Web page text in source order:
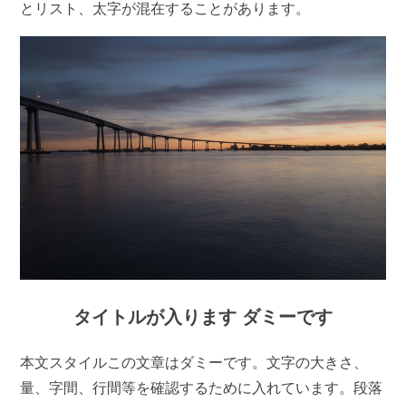
とリスト、太字が混在することがあります。
タイトルが入ります ダミーです
本文スタイルこの文章はダミーです。文字の大きさ、
量、字間、行間等を確認するために入れています。段落